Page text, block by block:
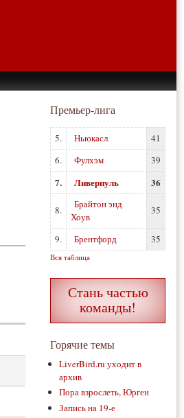
Премьер-лига
5. Ньюкасл
41
6.
Фулхэм 39
7. Ливерпуль 36
8.
Брайтон энд
Хоув
35
9. Брентфорд 35
Вся таблица
Стань частью
команды!
Горячие темы
LiverBird.ru уходит в
архив
Пора взрослеть, Юрген
Запись на 19-е